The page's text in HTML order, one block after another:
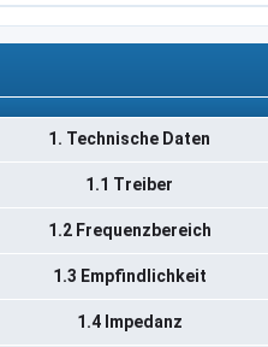
1. Technische Daten
1.1 Treiber
1.2 Frequenzbereich
1.3 Empfindlichkeit
1.4 Impedanz